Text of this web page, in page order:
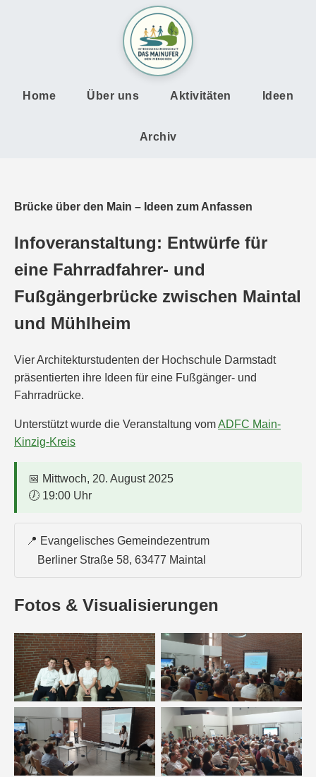
Home Über uns Aktivitäten Ideen
Archiv
Brücke über den Main – Ideen zum Anfassen
Infoveranstaltung: Entwürfe für
eine Fahrradfahrer- und
Fußgängerbrücke zwischen Maintal
und Mühlheim
Vier Architekturstudenten der Hochschule Darmstadt
präsentierten ihre Ideen für eine Fußgänger- und
Fahrradrücke.
Unterstützt wurde die Veranstaltung vomADFC Main-
Kinzig-Kreis
📅 Mittwoch, 20. August 2025
🕖 19:00 Uhr
📍 Evangelisches Gemeindezentrum
Berliner Straße 58, 63477 Maintal
Fotos & Visualisierungen